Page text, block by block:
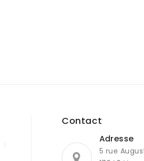
Contact
Adresse
5 rue